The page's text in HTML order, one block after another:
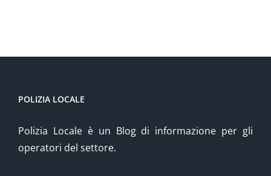
POLIZIA LOCALE
Polizia Locale è un Blog di informazione per gli
operatori del settore.